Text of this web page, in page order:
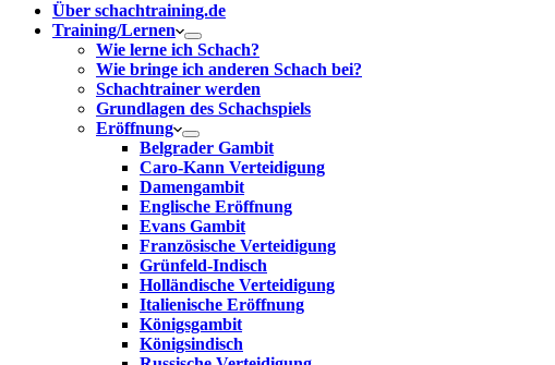
Über schachtraining.de
Training/Lernen
Wie lerne ich Schach?
Wie bringe ich anderen Schach bei?
Schachtrainer werden
Grundlagen des Schachspiels
Eröffnung
Belgrader Gambit
Caro-Kann Verteidigung
Damengambit
Englische Eröffnung
Evans Gambit
Französische Verteidigung
Grünfeld-Indisch
Holländische Verteidigung
Italienische Eröffnung
Königsgambit
Königsindisch